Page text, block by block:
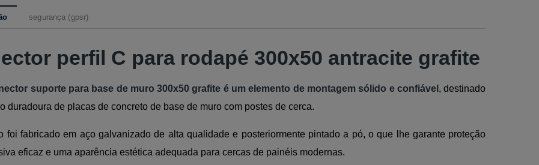
segurança (gpsr)
perfil C para rodapé 300x50 antracite grafite
suporte para base de muro 300x50 grafite é um elemento de montagem sólido e confiável , destinado
duradoura de placas de concreto de base de muro com postes de cerca.
foi fabricado em aço galvanizado de alta qualidade e posteriormente pintado a pó, o que lhe garante proteção
eficaz e uma aparência estética adequada para cercas de painéis modernas.